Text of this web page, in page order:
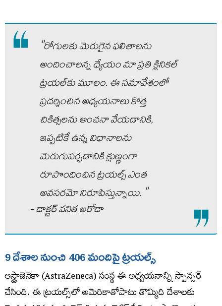
"రోగులకు మెరుగైన ఫలితాలను
అందించాలన్న ధ్యేయం మా ప్రతి క్లినికల్‌
ట్రయల్‌కు మూలం. ఈ సమావేశంలో
ప్రదర్శించిన అధ్యయనాలు కొత్త
చికిత్సలను అంచనా వేయడానికి,
ఇప్పటికే ఉన్న విధానాలను
మెరుగుపర్చడానికి క్షుణ్ణంగా
రూపొందించిన ట్రయల్స్‌ ఎంత
అవసరమో నిరూపిస్తున్నాయి. "
- డాక్టర్‌ వనిత అరోడా
9 దేశాల నుంచి 406 మందిపై ట్రయల్స్‌
ఆస్ట్రాజెనెకా (AstraZeneca) సంస్థ ఈ అధ్యయనాన్ని స్పాన్సర్‌
చేసింది. ఈ ట్రయల్స్‌లో అమెరికాతోపాటు తొమ్మిది దేశాలకు